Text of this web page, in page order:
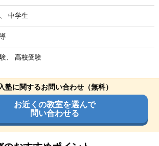
中学生
高校受験
塾に関するお問い合わせ（無料）
お近くの教室を選んで
問い合わせる